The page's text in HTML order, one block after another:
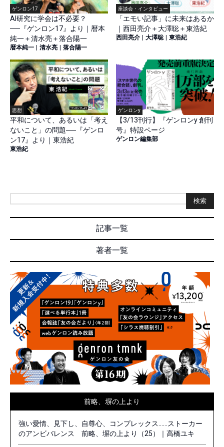
ゲンロン17
AI研究に学会は不必要？
──『ゲンロン17』より｜暦本
純一＋清水亮＋落合陽一
暦本純一 清水亮 落合陽一
座談会・インタビュー
「エモい記事」に未来はあるか
｜西田亮介＋大澤聡＋東浩紀
西田亮介 大澤聡 東浩紀
思想
平和について、あるいは「考え
ないこと」の問題──『ゲンロ
ン17』より｜東浩紀
東浩紀
ゲンロンy
【3/13刊行】『ゲンロンy 創刊
号』特設ページ
ゲンロン編集部
検索
記事一覧
著者一覧
前略、塀の上より
強い愛情、見下し、自尊心、コンプレックス……ストーカー
のアンビバレンス 前略、塀の上より（25）｜高橋ユキ